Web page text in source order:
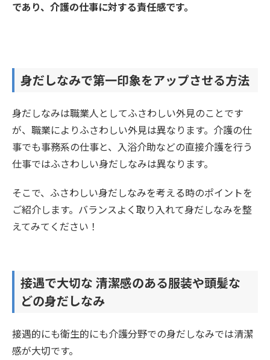
であり、介護の仕事に対する責任感です。
身だしなみで第一印象をアップさせる方法
身だしなみは職業人としてふさわしい外見のことです
が、職業によりふさわしい外見は異なります。介護の仕
事でも事務系の仕事と、入浴介助などの直接介護を行う
仕事ではふさわしい身だしなみは異なります。
そこで、ふさわしい身だしなみを考える時のポイントを
ご紹介します。バランスよく取り入れて身だしなみを整
えてみてください！
接遇で大切な 清潔感のある服装や頭髪な
どの身だしなみ
接遇的にも衛生的にも介護分野での身だしなみでは清潔
感が大切です。